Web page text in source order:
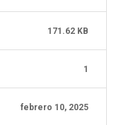
171.62 KB
1
febrero 10, 2025